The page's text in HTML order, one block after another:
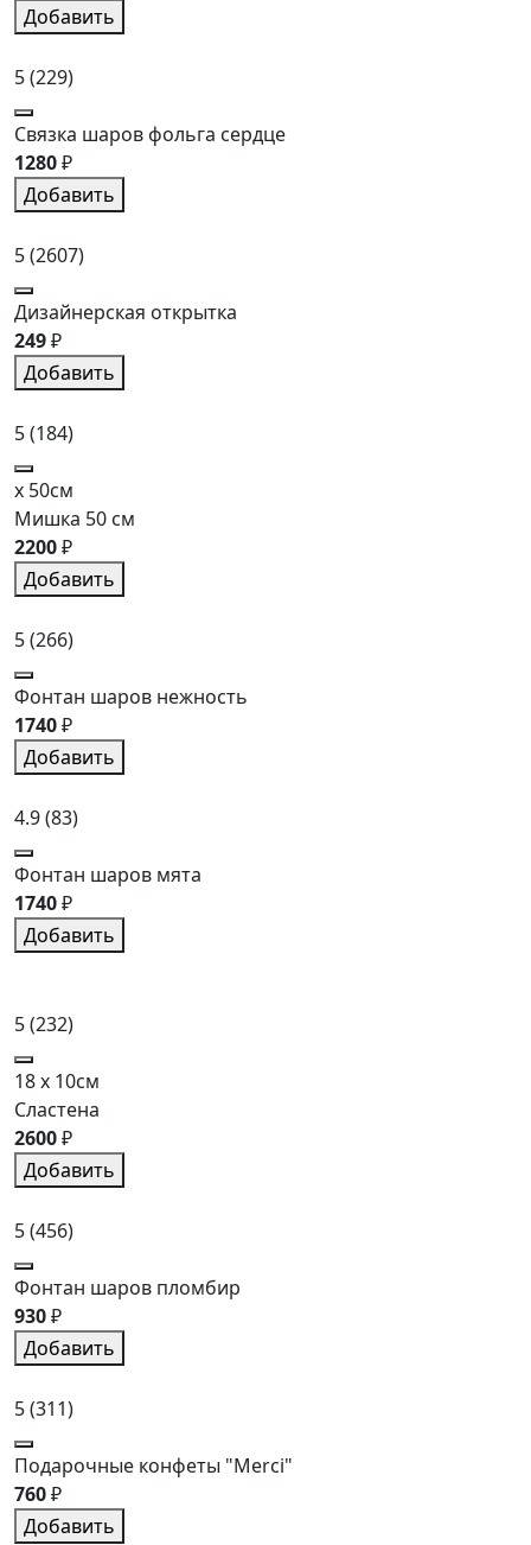
Добавить
5(229)
Связка шаров фольга сердце
1280₽
Добавить
5(2607)
Дизайнерская открытка
249₽
Добавить
5(184)
x 50см
Мишка 50 см
2200₽
Добавить
5(266)
Фонтан шаров нежность
1740₽
Добавить
4.9(83)
Фонтан шаров мята
1740₽
Добавить
5(232)
18 x 10см
Сластена
2600₽
Добавить
5(456)
Фонтан шаров пломбир
930₽
Добавить
5(311)
Подарочные конфеты "Merci"
760₽
Добавить